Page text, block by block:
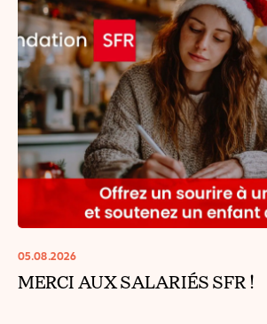
05.08.2026
MERCI AUX SALARIÉS SFR !